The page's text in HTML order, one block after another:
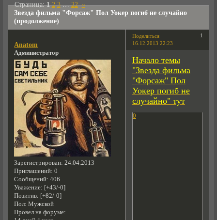
Звезда фильма "Форсаж" Пол Уокер погиб не случайно
(продолжение)
Страница:1 2 3 … 22 »
Поделиться
1
16.12.2013 22:23
Anatom
Администратор
Зарегистрирован: 24.04.2013
Приглашений: 0
Сообщений: 406
Уважение: [+43/-0]
Позитив: [+82/-0]
Пол: Мужской
Провел на форуме:
Начало темы
"Звезда фильма
"Форсаж" Пол
Уокер погиб не
случайно" тут
0